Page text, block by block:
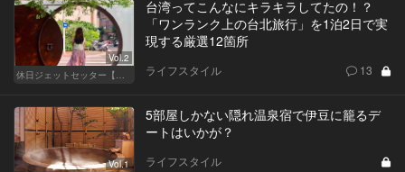
Vol.2
休日ジェットセッター【厳選スポット編】
台湾ってこんなにキラキラしてたの！？
「ワンランク上の台北旅行」を1泊2日で実
現する厳選12箇所
ライフスタイル 13
Vol.1
5部屋しかない隠れ温泉宿で伊豆に籠るデ
ートはいかが？
ライフスタイル